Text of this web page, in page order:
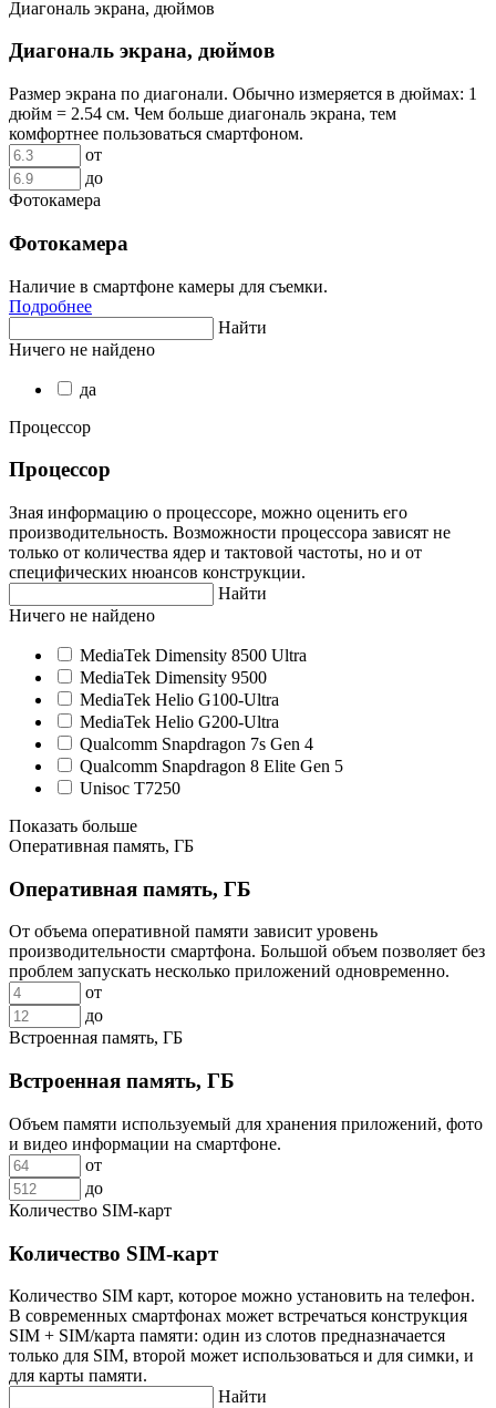
Диагональ экрана, дюймов
Диагональ экрана, дюймов
Размер экрана по диагонали. Обычно измеряется в дюймах: 1
дюйм = 2.54 см. Чем больше диагональ экрана, тем
комфортнее пользоваться смартфоном.
от
до
Фотокамера
Фотокамера
Наличие в смартфоне камеры для съемки.
Подробнее
Найти
Ничего не найдено
да
Процессор
Процессор
Зная информацию о процессоре, можно оценить его
производительность. Возможности процессора зависят не
только от количества ядер и тактовой частоты, но и от
специфических нюансов конструкции.
Найти
Ничего не найдено
MediaTek Dimensity 8500 Ultra
MediaTek Dimensity 9500
MediaTek Helio G100-Ultra
MediaTek Helio G200-Ultra
Qualcomm Snapdragon 7s Gen 4
Qualcomm Snapdragon 8 Elite Gen 5
Unisoc T7250
Показать больше
Оперативная память, ГБ
Оперативная память, ГБ
От объема оперативной памяти зависит уровень
производительности смартфона. Большой объем позволяет без
проблем запускать несколько приложений одновременно.
от
до
Встроенная память, ГБ
Встроенная память, ГБ
Объем памяти используемый для хранения приложений, фото
и видео информации на смартфоне.
от
до
Количество SIM-карт
Количество SIM-карт
Количество SIM карт, которое можно установить на телефон.
В современных смартфонах может встречаться конструкция
SIM + SIM/карта памяти: один из слотов предназначается
только для SIM, второй может использоваться и для симки, и
для карты памяти.
Найти